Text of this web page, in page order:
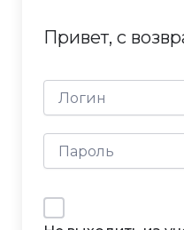
Привет, с